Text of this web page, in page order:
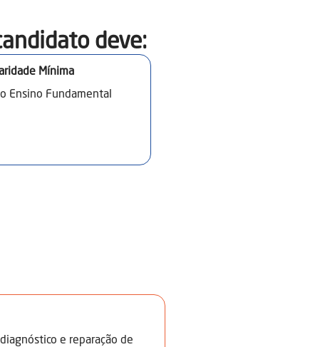
deve:​
Mínima
Ensino Fundamental
e reparação de